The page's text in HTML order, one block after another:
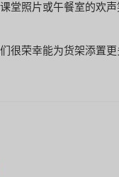
堂照片或午餐室的欢
很荣幸能为货架添置